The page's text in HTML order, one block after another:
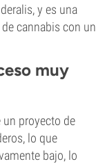
y es una
cannabis con un
muy
un proyecto de
lo que
bajo, lo